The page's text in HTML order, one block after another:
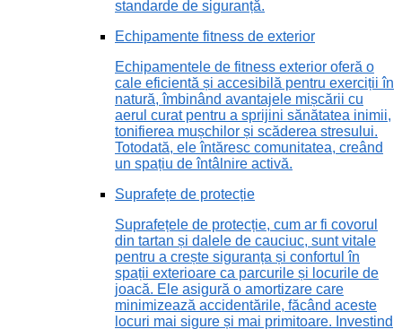
standarde de siguranță.
Echipamente fitness de exterior
Echipamentele de fitness exterior oferă o
cale eficientă și accesibilă pentru exerciții în
natură, îmbinând avantajele mișcării cu
aerul curat pentru a sprijini sănătatea inimii,
tonifierea mușchilor și scăderea stresului.
Totodată, ele întăresc comunitatea, creând
un spațiu de întâlnire activă.
Suprafețe de protecție
Suprafețele de protecție, cum ar fi covorul
din tartan și dalele de cauciuc, sunt vitale
pentru a crește siguranța și confortul în
spații exterioare ca parcurile și locurile de
joacă. Ele asigură o amortizare care
minimizează accidentările, făcând aceste
locuri mai sigure și mai primitoare. Investind